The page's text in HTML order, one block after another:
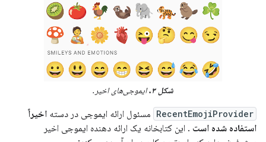
شکل ۳. ایموجی‌های اخیر.
RecentEmojiProvider مسئول ارائه ایموجی در دسته اخیراً
استفاده شده است . این کتابخانه یک ارائه دهنده ایموجی اخیر